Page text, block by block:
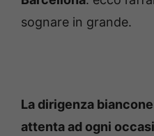
sognare in grande.
La dirigenza
attenta ad ogni